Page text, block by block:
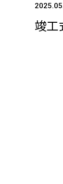
竣工